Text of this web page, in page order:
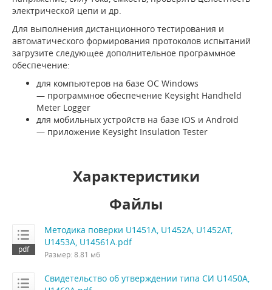
электрической цепи и др.
Для выполнения дистанционного тестирования и
автоматического формирования протоколов испытаний
загрузите следующее дополнительное программное
обеспечение:
для компьютеров на базе ОС Windows
— программное обеспечение Keysight Handheld
Meter Logger
для мобильных устройств на базе iOS и Android
— приложение Keysight Insulation Tester
Характеристики
Файлы
Методика поверки U1451A, U1452A, U1452AT,
U1453A, U14561A.pdf
Размер: 8.81 мб
Свидетельство об утверждении типа СИ U1450A,